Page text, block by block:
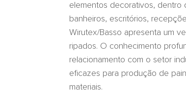
elementos decorativos, dentro
banheiros, escritórios,
Wirutex/Basso apresenta um
ripados. O conhecimento
relacionamento com o setor
eficazes para produção de
materiais.